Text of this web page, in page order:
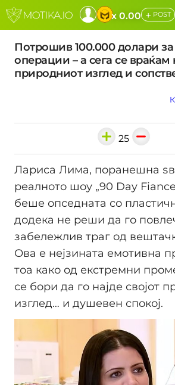
x 0.00 + POST
Потрошив 100.000 долари
операции – а сега се враќам
природниот изглед и
25
Лариса Лима, поранешна
реалното шоу „90 Day
беше опседната со
додека не реши да го
забележлив траг од
Ова е нејзината емотивна
тоа како од екстремни
се бори да го најде својот
изглед… и душевен спокој.